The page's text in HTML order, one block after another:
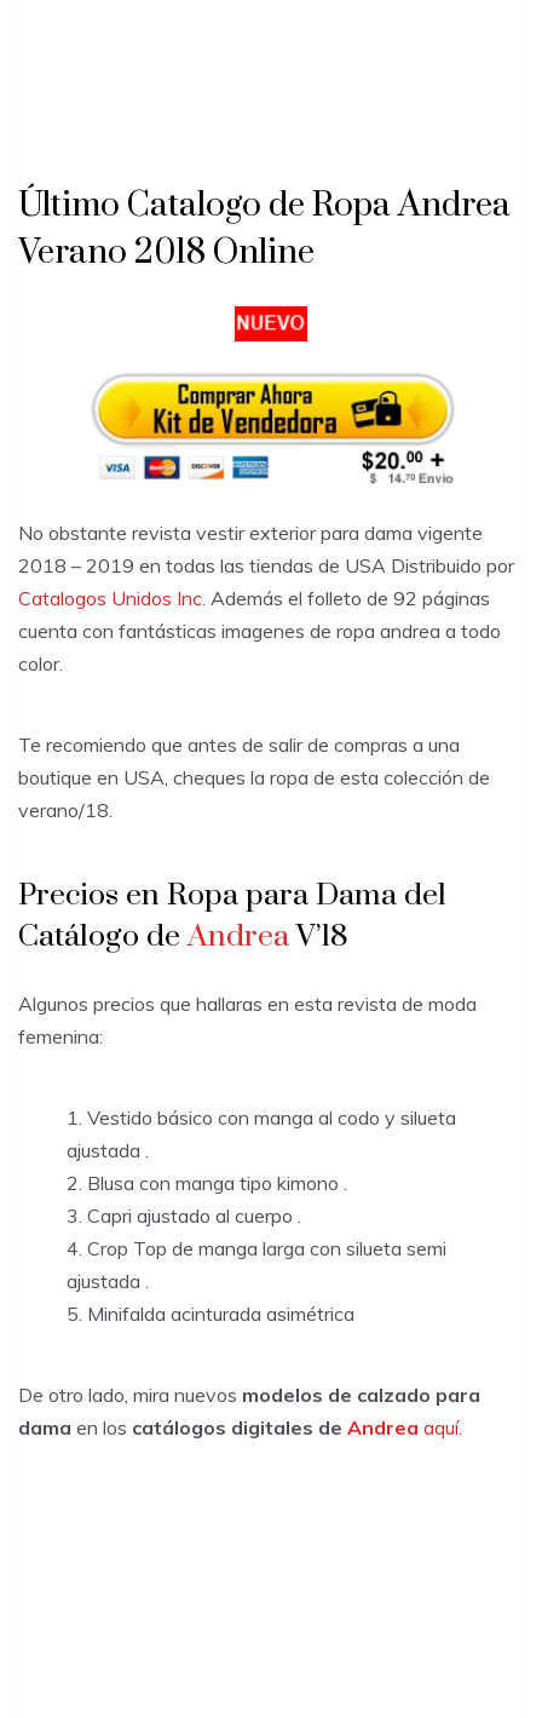
Último Catalogo de Ropa Andrea
Verano 2018 Online
No obstante revista vestir exterior para dama vigente
2018 – 2019 en todas las tiendas de USA Distribuido por
Catalogos Unidos Inc. Además el folleto de 92 páginas
cuenta con fantásticas imagenes de ropa andrea a todo
color.
Te recomiendo que antes de salir de compras a una
boutique en USA, cheques la ropa de esta colección de
verano/18.
Precios en Ropa para Dama del
Catálogo deAndreaV’18
Algunos precios que hallaras en esta revista de moda
femenina:
Vestido básico con manga al codo y silueta
ajustada .
Blusa con manga tipo kimono .
Capri ajustado al cuerpo .
Crop Top de manga larga con silueta semi
ajustada .
Minifalda acinturada asimétrica
De otro lado, mira nuevos modelos de calzado para
dama en los catálogos digitales de Andrea aquí.